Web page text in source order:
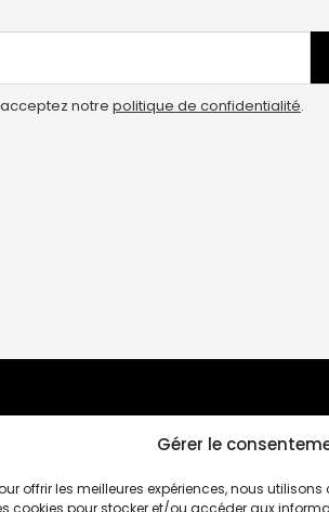
Gérer le
offrir les meilleures expériences, nous
cookies pour stocker et/ou accéder aux
acceptez notre politique de confidentialité.
DE SOUTIEN